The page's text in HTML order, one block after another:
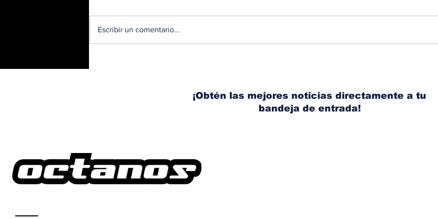
Escribir un comentario...
¡Obtén las mejores noticias directamente a tu
bandeja de entrada!